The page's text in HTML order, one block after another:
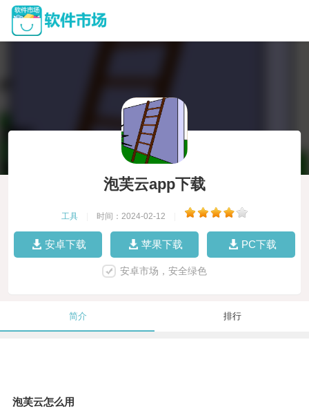
泡芙云app下载
工具 时间：2024-02-12
安卓下载 苹果下载 PC下载
安卓市场，安全绿色
简介 排行
泡芙云怎么用